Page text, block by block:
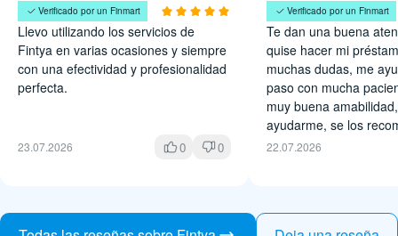
Roxana Alcaraz
Llevo utilizando los servicios de
Fintya en varias ocasiones y siempre
con una efectividad y profesionalidad
perfecta.
23.07.2026 0 0
Verificado por un Finmart Oscar Acosta
Te dan una buena
quise hacer mi
muchas dudas, me
paso con mucha
muy buena
ayudarme, se los
22.07.2026
Verificado por un Finmart